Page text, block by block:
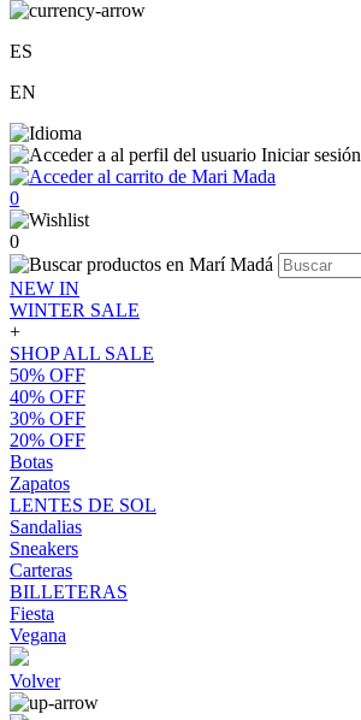
ES
EN
Iniciar sesión
0
0
NEW IN
WINTER SALE
+
SHOP ALL SALE
50% OFF
40% OFF
30% OFF
20% OFF
Botas
Zapatos
LENTES DE SOL
Sandalias
Sneakers
Carteras
BILLETERAS
Fiesta
Vegana
Volver